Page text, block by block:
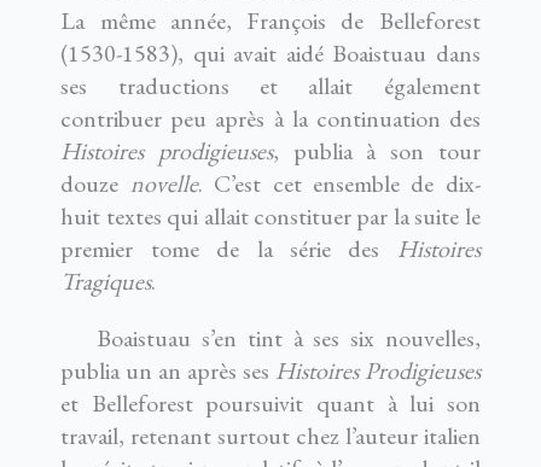
La même année, François de Belleforest
(1530-1583), qui avait aidé Boaistuau dans
ses traductions et allait également
contribuer peu après à la continuation des
Histoires prodigieuses, publia à son tour
douze novelle. C’est cet ensemble de dix-
huit textes qui allait constituer par la suite le
premier tome de la série des Histoires
Tragiques.
Boaistuau s’en tint à ses six nouvelles,
publia un an après ses Histoires Prodigieuses
et Belleforest poursuivit quant à lui son
travail, retenant surtout chez l’auteur italien